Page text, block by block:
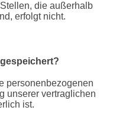
die außerhalb
erfolgt nicht.
personenbezogenen
unserer vertraglichen
ist.